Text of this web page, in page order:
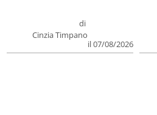
di
Cinzia Timpano
il 07/08/2026